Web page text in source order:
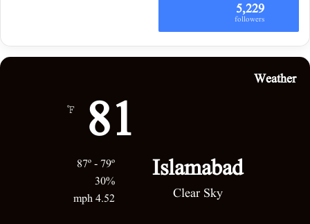
5,229
followers
Weather
Islamabad
Clear Sky
81
℉
30%
4.52 mph